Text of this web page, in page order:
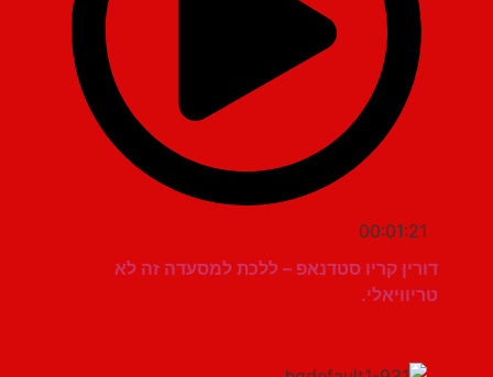
00:01:21
דורין קריו סטדנאפ – ללכת למסעדה זה לא
טריוויאלי.